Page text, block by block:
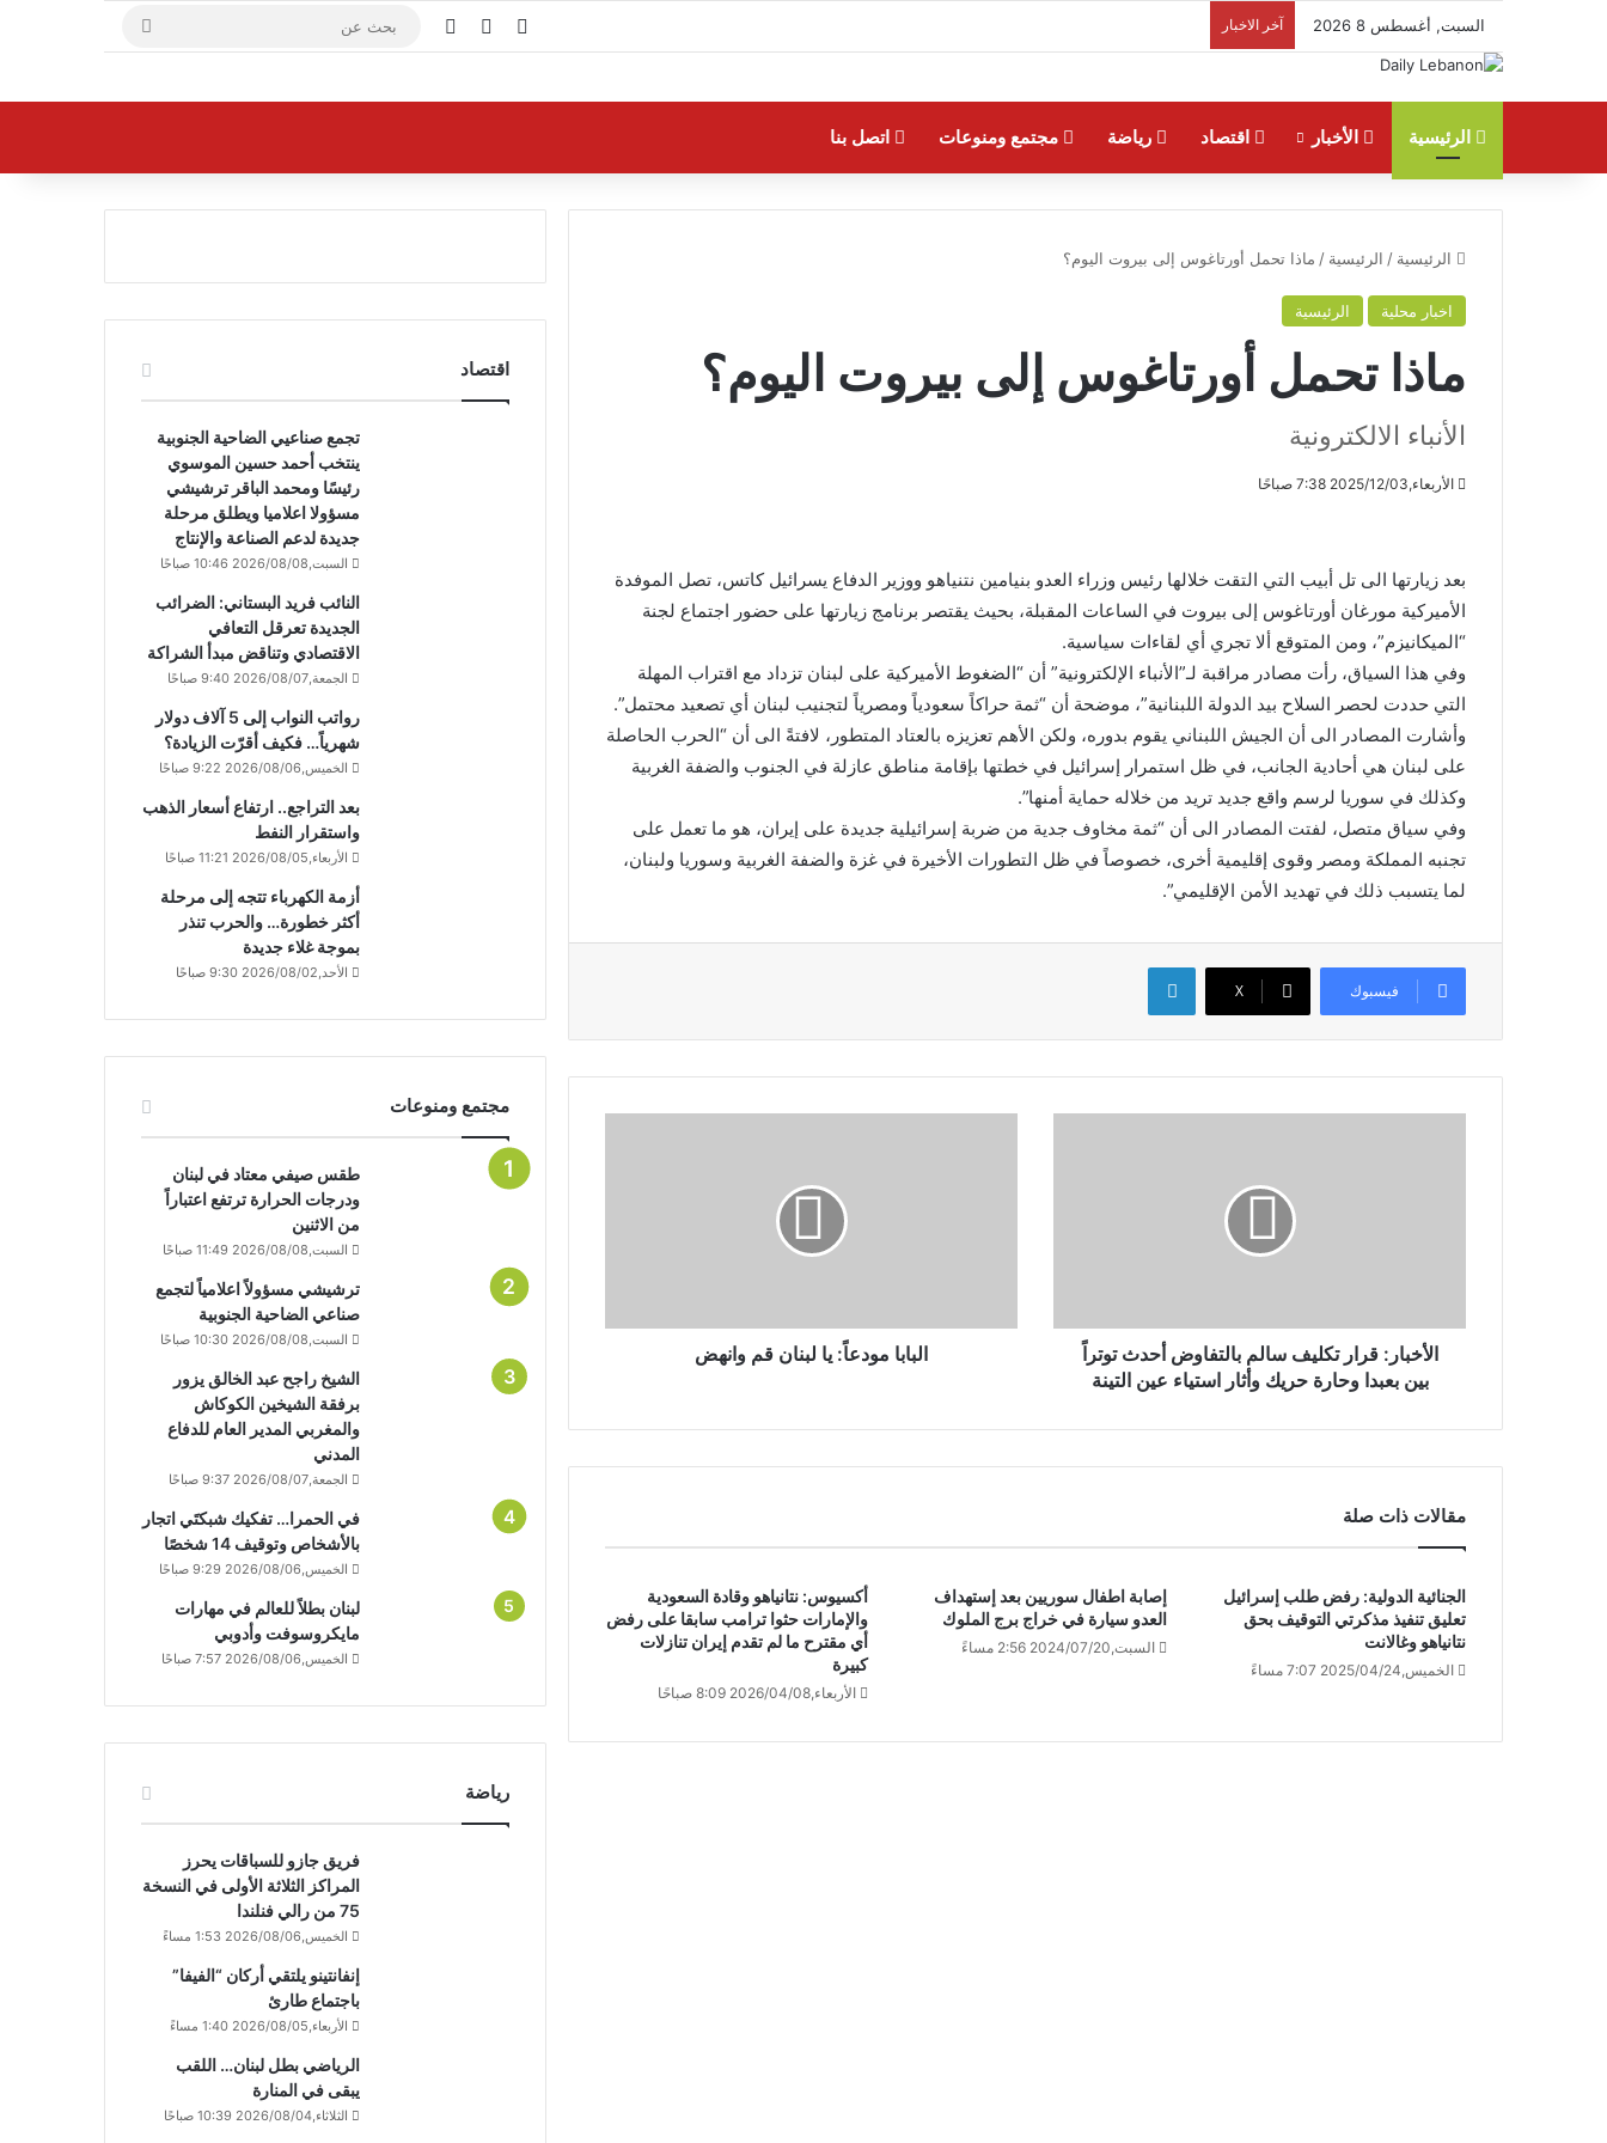
السبت, أغسطس 8 2026 آخر الاخبار فيسبوك يوتيوب
الرئيسية الأخبار اقتصاد رياضة مجتمع ومنوعات اتصل بنا
الرئيسية / الرئيسية / ماذا تحمل أورتاغوس إلى بيروت اليوم؟
اخبار محلية الرئيسية
ماذا تحمل أورتاغوس إلى بيروت اليوم؟
الأنباء الالكترونية
الأربعاء,2025/12/03 7:38 صباحًا
بعد زيارتها الى تل أبيب التي التقت خلالها رئيس وزراء العدو بنيامين نتنياهو ووزير الدفاع يسرائيل كاتس، تصل الموفدة
الأميركية مورغان أورتاغوس إلى بيروت في الساعات المقبلة، بحيث يقتصر برنامج زيارتها على حضور اجتماع لجنة
“الميكانيزم”، ومن المتوقع ألا تجري أي لقاءات سياسية.
وفي هذا السياق، رأت مصادر مراقبة لـ”الأنباء الإلكترونية” أن “الضغوط الأميركية على لبنان تزداد مع اقتراب المهلة
التي حددت لحصر السلاح بيد الدولة اللبنانية”، موضحة أن “ثمة حراكاً سعودياً ومصرياً لتجنيب لبنان أي تصعيد محتمل”.
وأشارت المصادر الى أن الجيش اللبناني يقوم بدوره، ولكن الأهم تعزيزه بالعتاد المتطور، لافتةً الى أن “الحرب الحاصلة
على لبنان هي أحادية الجانب، في ظل استمرار إسرائيل في خطتها بإقامة مناطق عازلة في الجنوب والضفة الغربية
وكذلك في سوريا لرسم واقع جديد تريد من خلاله حماية أمنها”.
وفي سياق متصل، لفتت المصادر الى أن “ثمة مخاوف جدية من ضربة إسرائيلية جديدة على إيران، هو ما تعمل على
تجنبه المملكة ومصر وقوى إقليمية أخرى، خصوصاً في ظل التطورات الأخيرة في غزة والضفة الغربية وسوريا ولبنان،
لما يتسبب ذلك في تهديد الأمن الإقليمي”.
فيسبوك X
لينكدإن
الأخبار: قرار تكليف سالم بالتفاوض أحدث توتراً
بين بعبدا وحارة حريك وأثار استياء عين التينة
البابا مودعاً: يا لبنان قم وانهض
مقالات ذات صلة
الجنائية الدولية: رفض طلب إسرائيل
تعليق تنفيذ مذكرتي التوقيف بحق
نتانياهو وغالانت
الخميس,2025/04/24 7:07 مساءً
إصابة اطفال سوريين بعد إستهداف
العدو سيارة في خراج برج الملوك
السبت,2024/07/20 2:56 مساءً
أكسيوس: نتانياهو وقادة السعودية
والإمارات حثوا ترامب سابقا على رفض
أي مقترح ما لم تقدم إيران تنازلات
كبيرة
الأربعاء,2026/04/08 8:09 صباحًا
اقتصاد
تجمع صناعيي الضاحية الجنوبية
ينتخب أحمد حسين الموسوي
رئيسًا ومحمد الباقر ترشيشي
مسؤولا اعلاميا ويطلق مرحلة
جديدة لدعم الصناعة والإنتاج
السبت,2026/08/08 10:46 صباحًا
النائب فريد البستاني: الضرائب
الجديدة تعرقل التعافي
الاقتصادي وتناقض مبدأ الشراكة
الجمعة,2026/08/07 9:40 صباحًا
رواتب النواب إلى 5 آلاف دولار
شهرياً… فكيف أقرّت الزيادة؟
الخميس,2026/08/06 9:22 صباحًا
بعد التراجع.. ارتفاع أسعار الذهب
واستقرار النفط
الأربعاء,2026/08/05 11:21 صباحًا
أزمة الكهرباء تتجه إلى مرحلة
أكثر خطورة… والحرب تنذر
بموجة غلاء جديدة
الأحد,2026/08/02 9:30 صباحًا
مجتمع ومنوعات
طقس صيفي معتاد في لبنان
ودرجات الحرارة ترتفع اعتباراً
من الاثنين
السبت,2026/08/08 11:49 صباحًا
ترشيشي مسؤولاً اعلامياً لتجمع
صناعي الضاحية الجنوبية
السبت,2026/08/08 10:30 صباحًا
الشيخ راجح عبد الخالق يزور
برفقة الشيخين الكوكاش
والمغربي المدير العام للدفاع
المدني
الجمعة,2026/08/07 9:37 صباحًا
في الحمرا… تفكيك شبكتَي اتجار
بالأشخاص وتوقيف 14 شخصًا
الخميس,2026/08/06 9:29 صباحًا
لبنان بطلاً للعالم في مهارات
مايكروسوفت وأدوبي
الخميس,2026/08/06 7:57 صباحًا
رياضة
فريق جازو للسباقات يحرز
المراكز الثلاثة الأولى في النسخة
75 من رالي فنلندا
الخميس,2026/08/06 1:53 مساءً
إنفانتينو يلتقي أركان “الفيفا”
باجتماع طارئ
الأربعاء,2026/08/05 1:40 مساءً
الرياضي بطل لبنان… اللقب
يبقى في المنارة
الثلاثاء,2026/08/04 10:39 صباحًا